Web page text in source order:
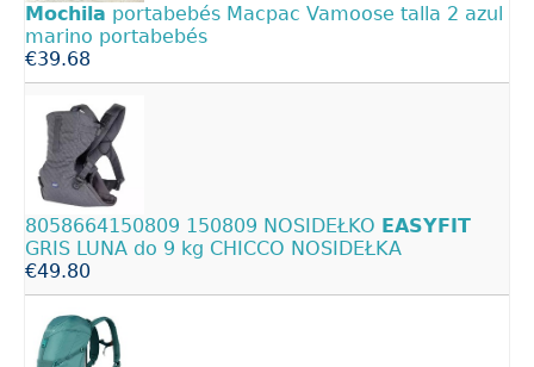
Mochila portabebés Macpac Vamoose talla 2 azul
marino portabebés
€39.68
8058664150809 150809 NOSIDEŁKO EASYFIT
GRIS LUNA do 9 kg CHICCO NOSIDEŁKA
€49.80